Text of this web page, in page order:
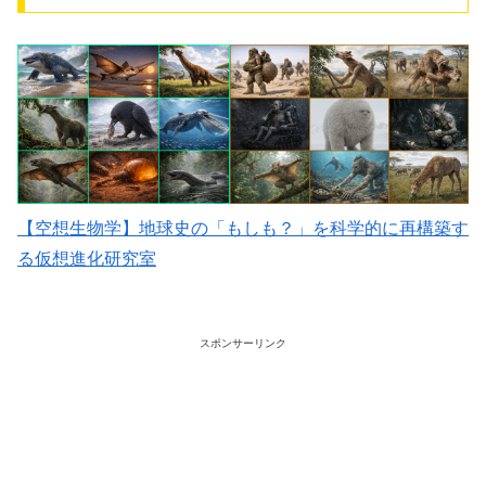
【空想生物学】地球史の「もしも？」を科学的に再構築す
る仮想進化研究室
スポンサーリンク